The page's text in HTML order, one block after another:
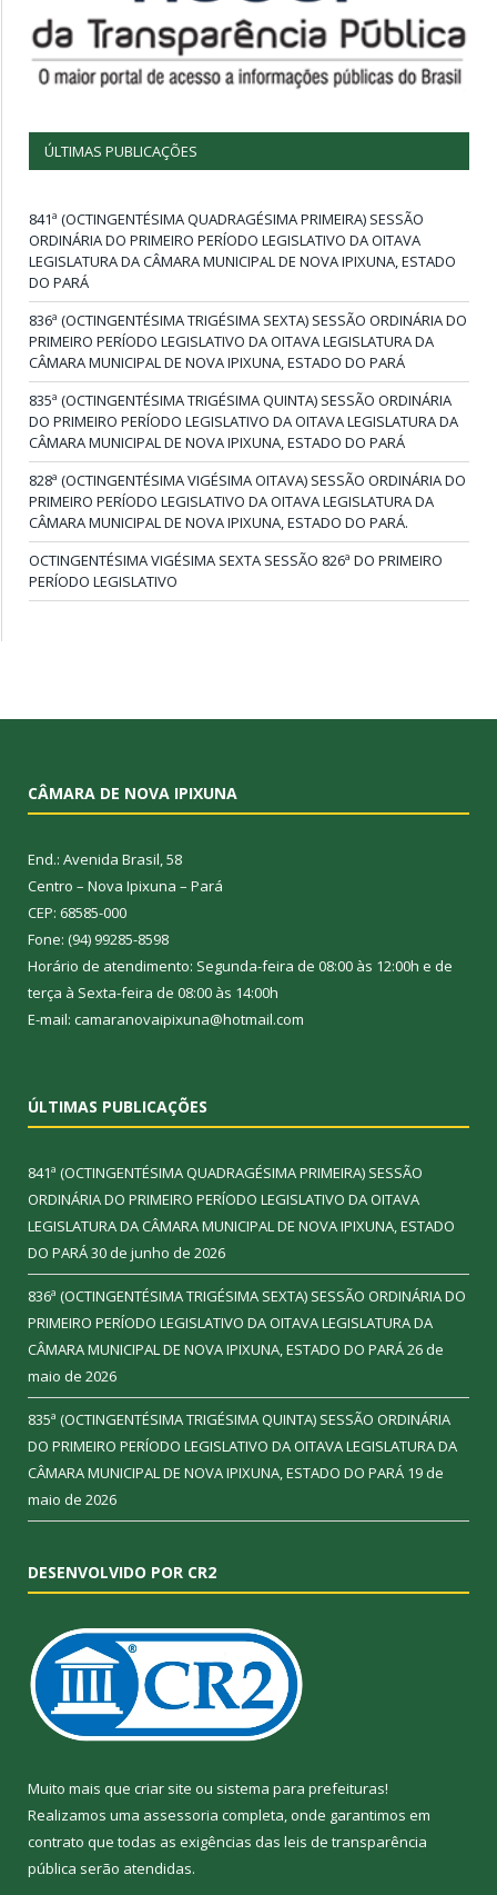
ÚLTIMAS PUBLICAÇÕES
841ª (OCTINGENTÉSIMA QUADRAGÉSIMA PRIMEIRA) SESSÃO
ORDINÁRIA DO PRIMEIRO PERÍODO LEGISLATIVO DA OITAVA
LEGISLATURA DA CÂMARA MUNICIPAL DE NOVA IPIXUNA, ESTADO
DO PARÁ
836ª (OCTINGENTÉSIMA TRIGÉSIMA SEXTA) SESSÃO ORDINÁRIA DO
PRIMEIRO PERÍODO LEGISLATIVO DA OITAVA LEGISLATURA DA
CÂMARA MUNICIPAL DE NOVA IPIXUNA, ESTADO DO PARÁ
835ª (OCTINGENTÉSIMA TRIGÉSIMA QUINTA) SESSÃO ORDINÁRIA
DO PRIMEIRO PERÍODO LEGISLATIVO DA OITAVA LEGISLATURA DA
CÂMARA MUNICIPAL DE NOVA IPIXUNA, ESTADO DO PARÁ
828ª (OCTINGENTÉSIMA VIGÉSIMA OITAVA) SESSÃO ORDINÁRIA DO
PRIMEIRO PERÍODO LEGISLATIVO DA OITAVA LEGISLATURA DA
CÂMARA MUNICIPAL DE NOVA IPIXUNA, ESTADO DO PARÁ.
OCTINGENTÉSIMA VIGÉSIMA SEXTA SESSÃO 826ª DO PRIMEIRO
PERÍODO LEGISLATIVO
CÂMARA DE NOVA IPIXUNA
End.: Avenida Brasil, 58
Centro – Nova Ipixuna – Pará
CEP: 68585-000
Fone: (94) 99285-8598
Horário de atendimento: Segunda-feira de 08:00 às 12:00h e de
terça à Sexta-feira de 08:00 às 14:00h
E-mail: camaranovaipixuna@hotmail.com
ÚLTIMAS PUBLICAÇÕES
841ª (OCTINGENTÉSIMA QUADRAGÉSIMA PRIMEIRA) SESSÃO
ORDINÁRIA DO PRIMEIRO PERÍODO LEGISLATIVO DA OITAVA
LEGISLATURA DA CÂMARA MUNICIPAL DE NOVA IPIXUNA, ESTADO
DO PARÁ30 de junho de 2026
836ª (OCTINGENTÉSIMA TRIGÉSIMA SEXTA) SESSÃO ORDINÁRIA DO
PRIMEIRO PERÍODO LEGISLATIVO DA OITAVA LEGISLATURA DA
CÂMARA MUNICIPAL DE NOVA IPIXUNA, ESTADO DO PARÁ26 de
maio de 2026
835ª (OCTINGENTÉSIMA TRIGÉSIMA QUINTA) SESSÃO ORDINÁRIA
DO PRIMEIRO PERÍODO LEGISLATIVO DA OITAVA LEGISLATURA DA
CÂMARA MUNICIPAL DE NOVA IPIXUNA, ESTADO DO PARÁ 19 de
maio de 2026
DESENVOLVIDO POR CR2
Muito mais que criar site ou sistema para prefeituras!
Realizamos uma assessoria completa, onde garantimos em
contrato que todas as exigências das leis de transparência
pública serão atendidas.